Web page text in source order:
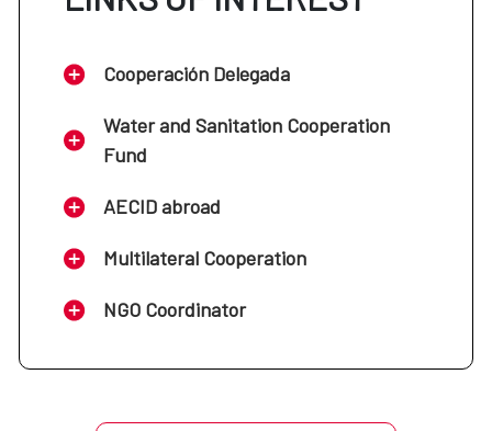
Cooperación Delegada
Water and Sanitation Cooperation
Fund
AECID abroad
Multilateral Cooperation
NGO Coordinator